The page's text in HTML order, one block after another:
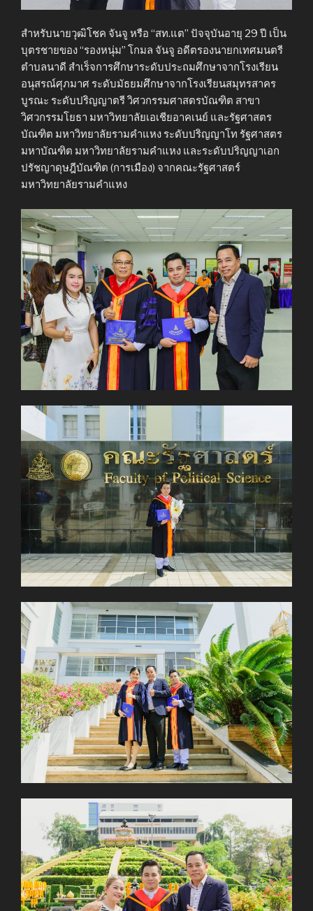
สำหรับนายวุฒิโชค จันจู หรือ “สท.แต” ปัจจุบันอายุ 29 ปี เป็น
บุตรชายของ “รองหนุ่ม” โกมล จันจู อดีตรองนายกเทศมนตรี
ตำบลนาดี สำเร็จการศึกษาระดับประถมศึกษาจากโรงเรียน
อนุสรณ์ศุภมาศ ระดับมัธยมศึกษาจากโรงเรียนสมุทรสาคร
บูรณะ ระดับปริญญาตรี วิศวกรรมศาสตรบัณฑิต สาขา
วิศวกรรมโยธา มหาวิทยาลัยเอเชียอาคเนย์ และรัฐศาสตร
บัณฑิต มหาวิทยาลัยรามคำแหง ระดับปริญญาโท รัฐศาสตร
มหาบัณฑิต มหาวิทยาลัยรามคำแหง และระดับปริญญาเอก
ปรัชญาดุษฎีบัณฑิต (การเมือง) จากคณะรัฐศาสตร์
มหาวิทยาลัยรามคำแหง